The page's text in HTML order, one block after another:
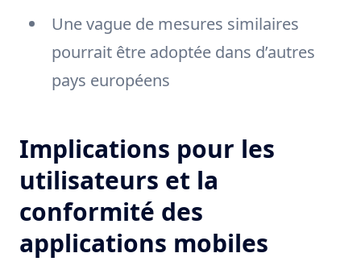
Une vague de mesures similaires
pourrait être adoptée dans d’autres
pays européens
Implications pour les
utilisateurs et la
conformité des
applications mobiles